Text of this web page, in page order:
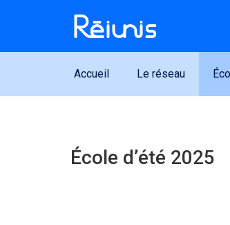
Accueil Le réseau
École d’été 2025